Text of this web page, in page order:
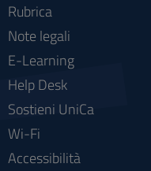
Rubrica
Note legali
E-Learning
Help Desk
Sostieni UniCa
Wi-Fi
Accessibilità